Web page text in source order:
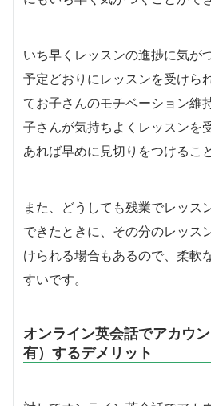
いち早くレッスンの進捗に気が
予定どおりにレッスンを受けら
てお子さんのモチベーション維
子さんが気持ちよくレッスンを
あれば早めに見切りをつけるこ
また、どうしても残業でレッス
できたときに、その分のレッス
けられる場合もあるので、柔軟
すいです。
オンライン英会話でアカウ
有）するデメリット